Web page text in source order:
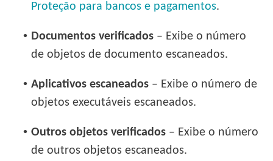
Proteção para bancos e pagamentos.
• Documentos verificados – Exibe o número
de objetos de documento escaneados.
• Aplicativos escaneados – Exibe o número de
objetos executáveis escaneados.
• Outros objetos verificados – Exibe o número
de outros objetos escaneados.